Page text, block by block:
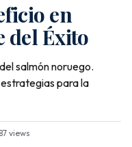
en
del Éxito
salmón noruego.
para la
views